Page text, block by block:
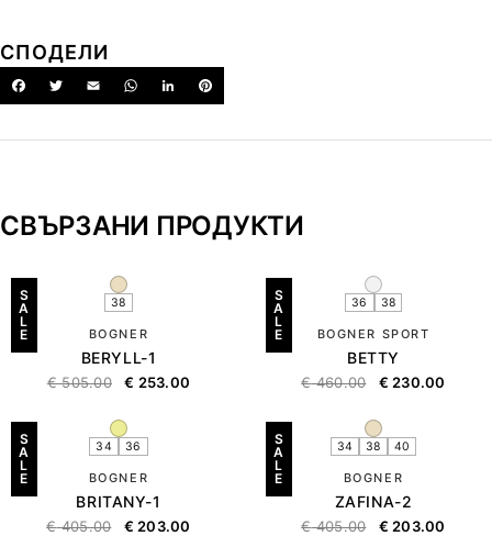
СПОДЕЛИ
СВЪРЗАНИ ПРОДУКТИ
S
A
L
E
38
BOGNER
BERYLL-1
€505.00 € 253.00
S
A
L
E
36 38
BOGNER SPORT
BETTY
€460.00 € 230.00
S
A
L
E
34 36
BOGNER
BRITANY-1
€405.00 € 203.00
S
A
L
E
34 38 40
BOGNER
ZAFINA-2
€405.00 € 203.00